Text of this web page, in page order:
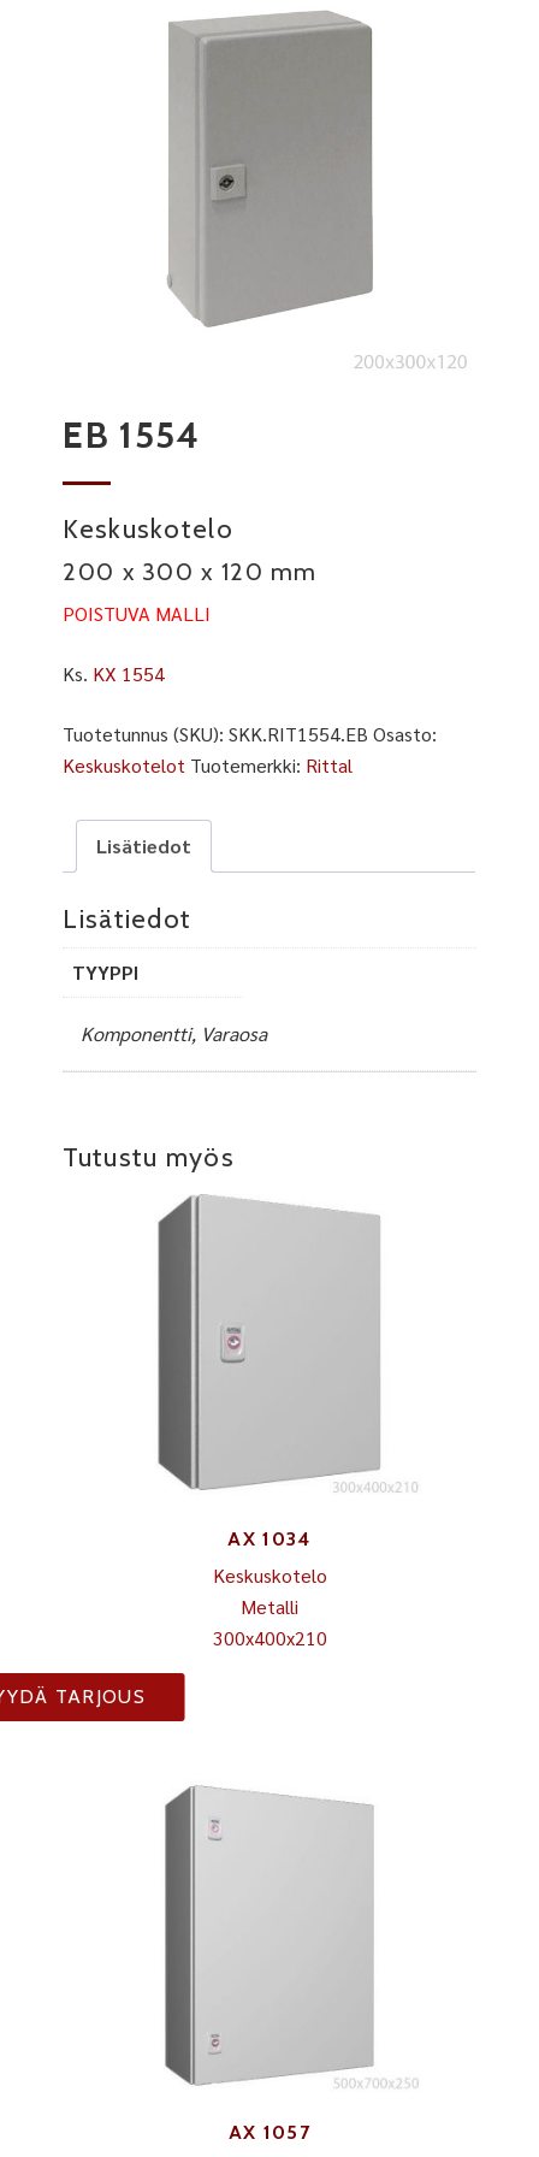
EB 1554
Keskuskotelo
200 x 300 x 120 mm
POISTUVA MALLI
Ks. KX 1554
Tuotetunnus (SKU):SKK.RIT1554.EB Osasto:
Keskuskotelot Tuotemerkki: Rittal
Lisätiedot
Lisätiedot
TYYPPI
Komponentti, Varaosa
Tutustu myös
AX 1034
Keskuskotelo
Metalli
300x400x210
TARJOUS
AX 1057